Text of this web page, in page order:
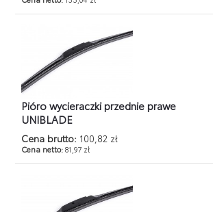
Pióro wycieraczki przednie prawe
UNIBLADE
Cena brutto: 100,82 zł
Cena netto:81,97 zł